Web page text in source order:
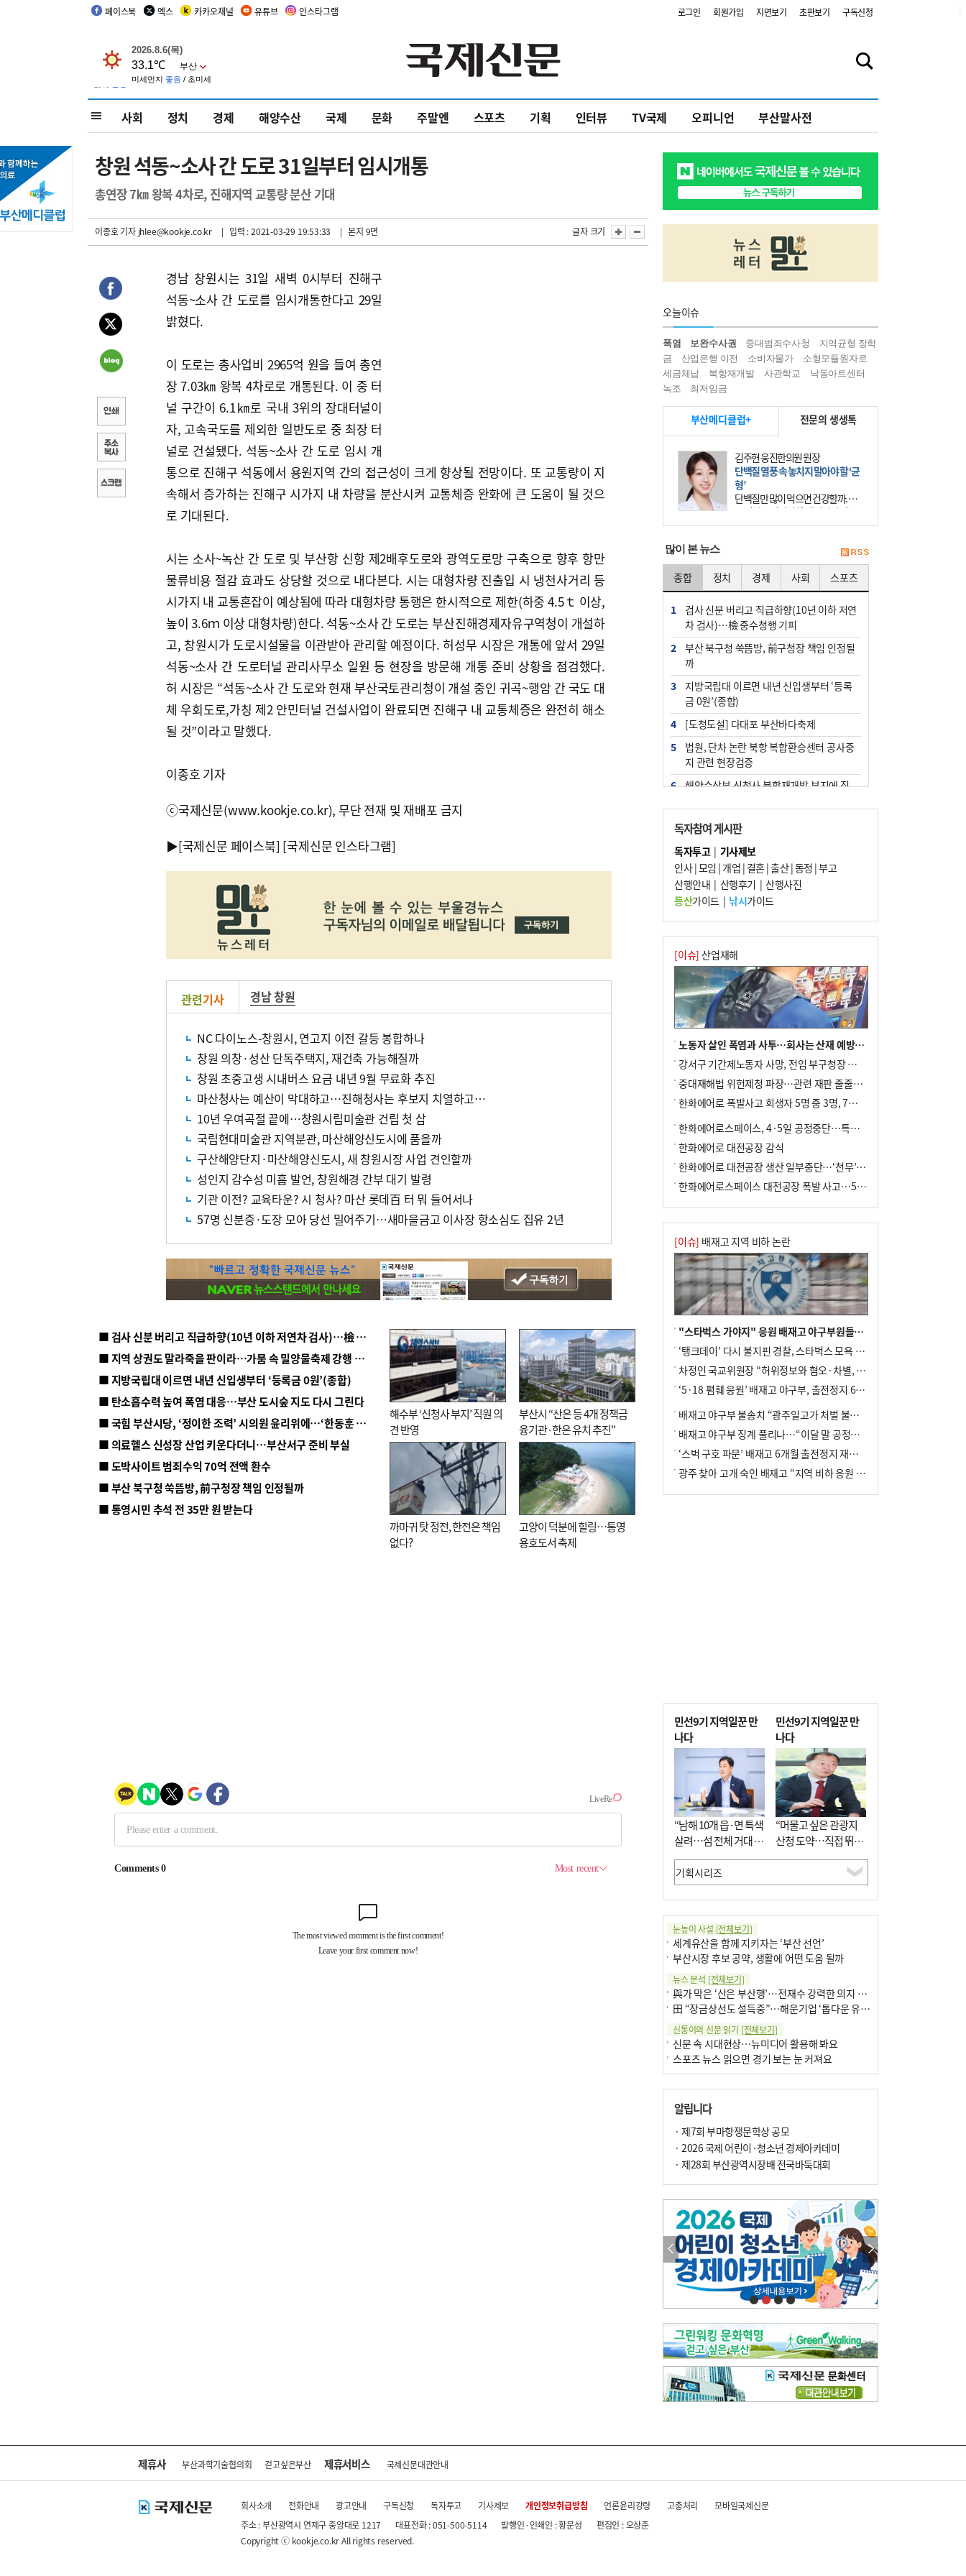
페이스북 엑스 카카오채널 유튜브 인스타그램 로그인 회원가입 지면보기 초판보기 구독신청
사회 정치 경제 해양수산 국제 문화 주말엔 스포츠 기획 인터뷰 TV국제 오피니언 부산말사전
창원 석동~소사 간 도로 31일부터 임시개통
총연장 7㎞ 왕복 4차로, 진해지역 교통량 분산 기대
이종호 기자jhlee@kookje.co.kr | 입력 : 2021-03-29 19:53:33 | 본지 9면 글자 크기
경남 창원시는 31일 새벽 0시부터 진해구
석동~소사 간 도로를 임시개통한다고 29일
밝혔다.
이 도로는 총사업비 2965억 원을 들여 총연
장 7.03㎞ 왕복 4차로로 개통된다. 이 중 터
널 구간이 6.1㎞로 국내 3위의 장대터널이
자, 고속국도를 제외한 일반도로 중 최장 터
널로 건설됐다. 석동~소사 간 도로 임시 개
통으로 진해구 석동에서 용원지역 간의 접근성이 크게 향상될 전망이다. 또 교통량이 지
속해서 증가하는 진해구 시가지 내 차량을 분산시켜 교통체증 완화에 큰 도움이 될 것으
로 기대된다.
시는 소사~녹산 간 도로 및 부산항 신항 제2배후도로와 광역도로망 구축으로 향후 항만
물류비용 절감 효과도 상당할 것으로 내다본다. 시는 대형차량 진출입 시 냉천사거리 등
시가지 내 교통혼잡이 예상됨에 따라 대형차량 통행은 한시적으로 제한(하중 4.5ｔ 이상,
높이 3.6ｍ 이상 대형차량)한다. 석동~소사 간 도로는 부산진해경제자유구역청이 개설하
고, 창원시가 도로시설물을 이관받아 관리할 예정이다. 허성무 시장은 개통에 앞서 29일
석동~소사 간 도로터널 관리사무소 일원 등 현장을 방문해 개통 준비 상황을 점검했다.
허 시장은 “석동~소사 간 도로와 현재 부산국토관리청이 개설 중인 귀곡~행암 간 국도 대
체 우회도로,가칭 제2 안민터널 건설사업이 완료되면 진해구 내 교통체증은 완전히 해소
될 것”이라고 말했다.
이종호 기자
ⓒ국제신문(www.kookje.co.kr), 무단 전재 및 재배포 금지
▶[국제신문 페이스북] [국제신문 인스타그램]
관련기사 경남 창원
NC 다이노스-창원시, 연고지 이전 갈등 봉합하나
창원 의창·성산 단독주택지, 재건축 가능해질까
창원 초중고생 시내버스 요금 내년 9월 무료화 추진
마산청사는 예산이 막대하고…진해청사는 후보지 치열하고…
10년 우여곡절 끝에…창원시립미술관 건립 첫 삽
국립현대미술관 지역분관, 마산해양신도시에 품을까
구산해양단지·마산해양신도시, 새 창원시장 사업 견인할까
성인지 감수성 미흡 발언, 창원해경 간부 대기 발령
기관 이전? 교육타운? 시 청사? 마산 롯데百 터 뭐 들어서나
57명 신분증·도장 모아 당선 밀어주기…새마을금고 이사장 항소심도 집유 2년
■ 검사 신분 버리고 직급하향(10년 이하 저연차 검사)…檢 중수청행 기피
■ 지역 상권도 말라죽을 판이라…가뭄 속 밀양물축제 강행 논란
■ 지방국립대 이르면 내년 신입생부터 ‘등록금 0원’(종합)
■ 탄소흡수력 높여 폭염 대응…부산 도시숲 지도 다시 그린다
■ 국힘 부산시당, ‘정이한 조력’ 시의원 윤리위에…‘한동훈 지지’도 신고접수
■ 의료헬스 신성장 산업 키운다더니…부산서구 준비 부실
■ 도박사이트 범죄수익 70억 전액 환수
■ 부산 북구청 쑥뜸방, 前구청장 책임 인정될까
■ 통영시민 추석 전 35만 원 받는다
해수부 ‘신청사 부지’ 직원 의
견 반영
부산시 “산은 등 4개 정책금
융기관·한은 유치 추진”
까마귀 탓 정전, 한전은 책임
없다?
고양이 덕분에 힐링…통영
용호도서 축제
오늘이슈
폭염 보완수사권 중대범죄수사청
지역균형 장학
금
산업은행 이전 소비자물가
소형모듈원자로
세금체납
북항재개발 사관학교
낙동아트센터
녹조
최저임금
부산메디클럽+ 전문의 생생톡
김주현 웅진한의원 원장
단백질 열풍 속 놓치지 말아야 할 ‘균
형’
단백질만 많이 먹으면 건강할까. 요
즘 건강을 이야기할 때 빠지지 않는
키워드가 단백질이다. 헬스장을 다니
많이 본 뉴스
종합 정치 경제 사회 스포츠
1
검사 신분 버리고 직급하향(10년 이하 저연
차 검사)…檢 중수청행 기피
2
부산 북구청 쑥뜸방, 前구청장 책임 인정될
까
3
지방국립대 이르면 내년 신입생부터 ‘등록
금 0원’(종합)
4
[도청도설] 다대포 부산바다축제
5
법원, 단차 논란 북항 복합환승센터 공사중
지 관련 현장검증
6
해양수산부 신청사 북항재개발 부지에 짓
7
지역 상권도 말라죽을 판이라…가뭄 속 밀
양물축제 강행 논란
8
통영시민 추석 전 35만 원 받는다
9
부산 철강공장 50대 노동자 추락사
10 국힘 부산시당, ‘정이한 조력’ 시의원 윤리
위에…‘한동훈 지지’도 신고접수
독자참여 게시판
독자투고| 기사제보
인사|모임 | 개업 | 결혼|출산|동정 |부고
산행안내 | 산행후기 | 산행사진
등산가이드| 낚시가이드
[이슈] 산업재해
노동자 살인 폭염과 사투…회사는 산재 예방·전기료 절감 전력
강서구 기간제노동자 사망, 전임 부구청장 檢 송치
중대재해법 위헌제청 파장…관련 재판 줄줄이 브레이크
한화에어로 폭발사고 희생자 5명 중 3명, 7일 영면
한화에어로스페이스, 4·5일 공정중단…특별 안전점검
한화에어로 대전공장 감식
한화에어로 대전공장 생산 일부중단…‘천무’ 수출 비상
한화에어로스페이스 대전공장 폭발 사고…5명 사망·2명 부상(종합)
[이슈] 배재고 지역 비하 논란
"스타벅스 가야지" 응원 배재고 야구부원들, 학교서 징계 처분
‘탱크데이’ 다시 불지핀 경찰, 스타벅스 모욕 혐의 압수수색
차정인 국교위원장 “허위정보와 혐오·차별, 학교 교실까지 유입"
‘5·18 폄훼 응원’ 배재고 야구부, 출전정지 6개월→1개월 감경
배재고 야구부 불송치 “광주일고가 처벌 불원 의사 표해”
배재고 야구부 징계 풀리나…“이달 말 공정위서 재심의”
‘스벅 구호 파문’ 배재고 6개월 출전정지 재심 신청키로
광주 찾아 고개 숙인 배재고 “지역 비하 응원 잘못”(종합)
민선9기 지역일꾼 만
나다
“남해 10개 읍·면 특색
살려…섬 전체 거대 정
원으로 조성”
민선9기 지역일꾼 만
나다
“머물고 싶은 관광지
산청 도약…직접 뛰며
‘돈 버는 군수’ 될 것”
눈높이 사설 [전체보기]
세계유산을 함께 지키자는 ‘부산 선언’
부산시장 후보 공약, 생활에 어떤 도움 될까
뉴스 분석 [전체보기]
與가 막은 ‘산은 부산행’…전재수 강력한 의지 표명 없인 공염불
田 “장금상선도 설득중”…해운기업 ‘톱다운 유치전’ 가속
신통이의 신문 읽기 [전체보기]
신문 속 시대현상…뉴미디어 활용해 봐요
스포츠 뉴스 읽으면 경기 보는 눈 커져요
구·군 승진 축하화분 관행 없애자니 소상공인 울상
팩트체크 [전체보기]
서산 간월암
한 손 뉴스[전체보기]
골목 맛집 발굴 고메 셀렉션…부산시, 페스티벌 시월 연계
이란 공습 경고·취소 되풀이…오락가락 트럼프 비꼰 ‘타코’
오늘의 날씨-[전체보기]
오늘의 날씨- 2026년 8월 6일
오늘의 날씨- 2026년 8월 5일
우리 결혼해요-[전체보기]
우리 결혼해요- 김홍윤·정세빈 커플
알립니다
· 제7회 부마항쟁문학상 공모
· 2026 국제 어린이·청소년 경제아카데미
· 제28회 부산광역시장배 전국바둑대회
제휴사 부산과학기술협의회 걷고싶은부산 제휴서비스 국제신문대관안내
회사소개 전화안내 광고안내 구독신청 독자투고 기사제보 개인정보취급방침 언론윤리강령 고충처리
모바일국제신문
주소 : 부산광역시 연제구 중앙대로 1217
대표전화 : 051-500-5114 발행인·인쇄인 : 황문성
편집인 : 오상준
Copyright ⓒ kookje.co.kr All rights reserved.